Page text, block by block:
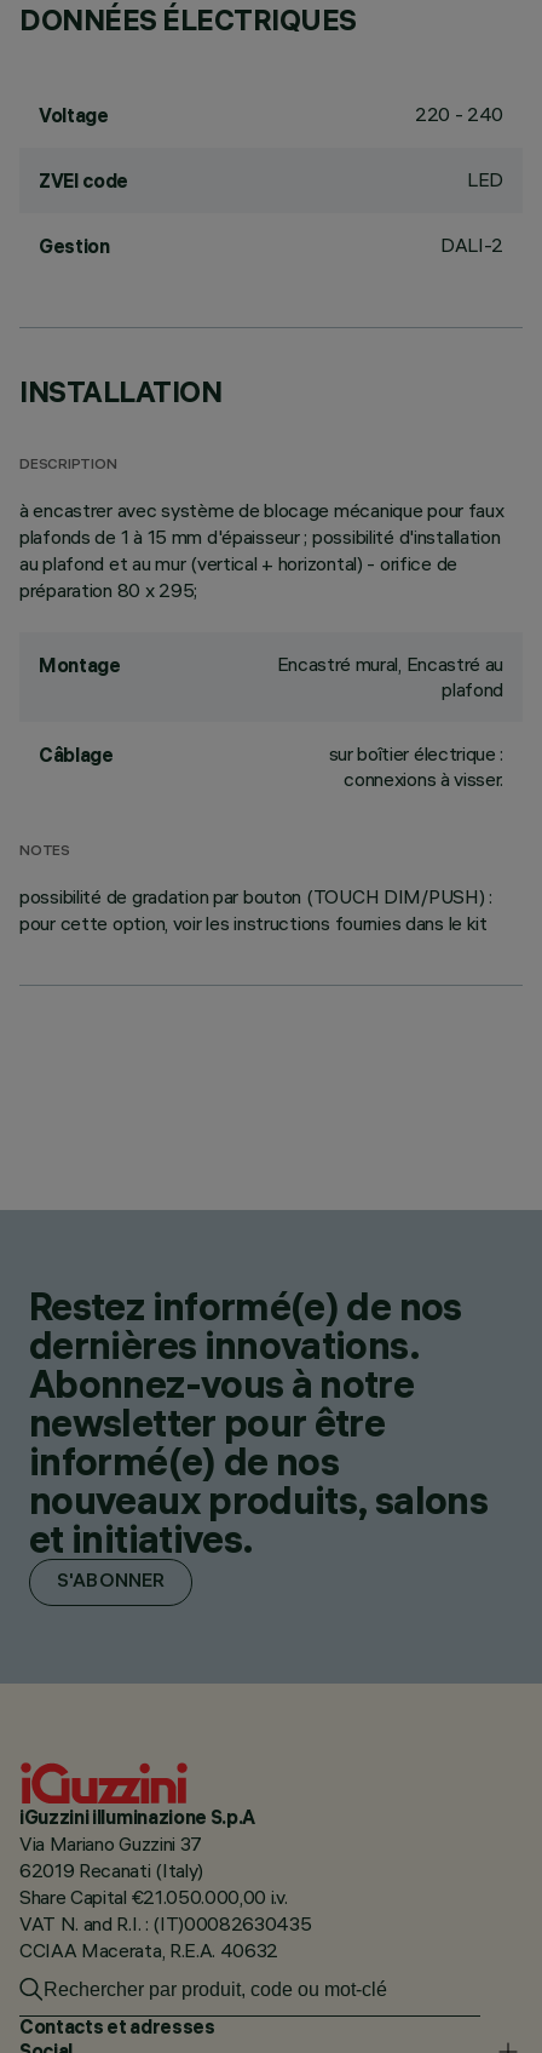
DONNÉES ÉLECTRIQUES
Voltage 220 - 240
ZVEI code LED
Gestion DALI-2
INSTALLATION
DESCRIPTION
à encastrer avec système de blocage mécanique pour faux
plafonds de 1 à 15 mm d'épaisseur ; possibilité d'installation
au plafond et au mur (vertical + horizontal) - orifice de
préparation 80 x 295;
Montage
Encastré mural, Encastré au
plafond
Câblage
sur boîtier électrique :
connexions à visser.
NOTES
possibilité de gradation par bouton (TOUCH DIM/PUSH) :
pour cette option, voir les instructions fournies dans le kit
Restez informé(e) de nos
dernières innovations.
Abonnez-vous à notre
newsletter pour être
informé(e) de nos
nouveaux produits, salons
et initiatives.
S'ABONNER
iGuzzini illuminazione S.p.A
Via Mariano Guzzini 37
62019 Recanati (Italy)
Share Capital €21.050.000,00 i.v.
VAT N. and R.I. : (IT)00082630435
CCIAA Macerata, R.E.A. 40632
Contacts et adresses